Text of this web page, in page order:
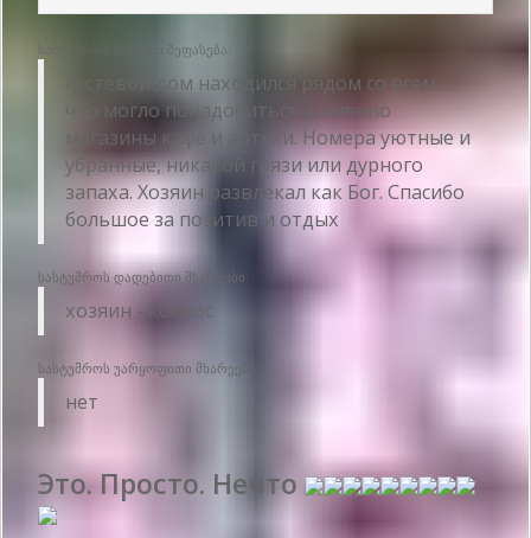
სასტუმროს ზოგადი შეფასება:
гостевой дом находился рядом со всем
что могло понадобиться а именно
магазины кафе и аптеки. Номера уютные и
убранные, никакой грязи или дурного
запаха. Хозяин развлекал как Бог. Спасибо
большое за позитив и отдых
სასტუმროს დადებითი მხარეები:
хозяин - космос
სასტუმროს უარყოფითი მხარეები:
нет
Это. Просто. Нечто